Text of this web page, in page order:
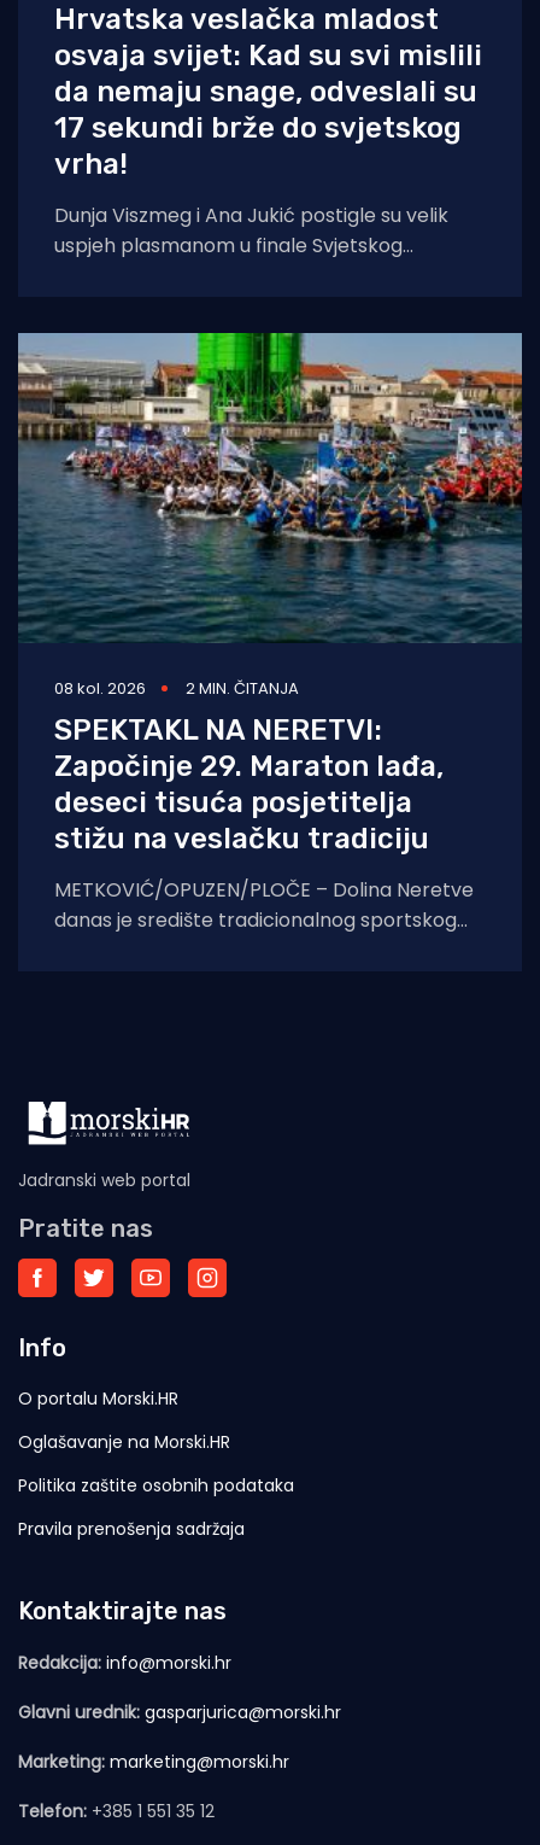
Hrvatska veslačka mladost
osvaja svijet: Kad su svi mislili
da nemaju snage, odveslali su
17 sekundi brže do svjetskog
vrha!
Dunja Viszmeg i Ana Jukić postigle su velik
uspjeh plasmanom u finale Svjetskog
08 kol. 2026 2 MIN. ČITANJA
SPEKTAKL NA NERETVI:
Započinje 29. Maraton lađa,
deseci tisuća posjetitelja
stižu na veslačku tradiciju
METKOVIĆ/OPUZEN/PLOČE – Dolina Neretve
danas je središte tradicionalnog sportskog
Jadranski web portal
Pratite nas
Info
O portalu Morski.HR
Oglašavanje na Morski.HR
Politika zaštite osobnih podataka
Pravila prenošenja sadržaja
Kontaktirajte nas
Redakcija: info@morski.hr
Glavni urednik: gasparjurica@morski.hr
Marketing: marketing@morski.hr
Telefon: +385 1 551 35 12